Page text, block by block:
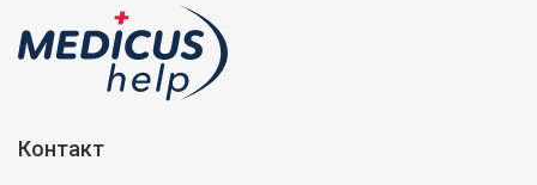
Контакт